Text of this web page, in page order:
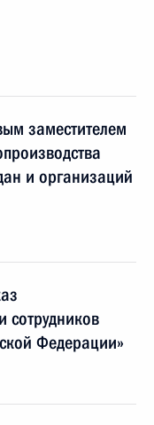
заместителем
и организаций
сотрудников
Федерации»